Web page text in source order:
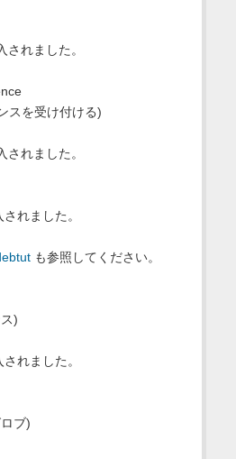
れました。
スを受け付ける)
れました。
れました。
も参照してください。
)
れました。
ブ)